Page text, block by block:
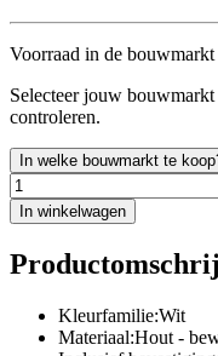
Voorraad in de bouwmarkt
Selecteer jouw
controleren.
In welke bouwmarkt te
In winkelwagen
Kleurfamilie:Wit
Materiaal:Hout -